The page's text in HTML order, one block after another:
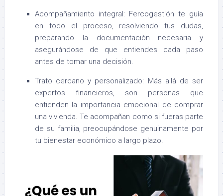
Acompañamiento integral: Fercogestión te guía
en todo el proceso, resolviendo tus dudas,
preparando la documentación necesaria y
asegurándose de que entiendes cada paso
antes de tomar una decisión.
Trato cercano y personalizado: Más allá de ser
expertos financieros, son personas que
entienden la importancia emocional de comprar
una vivienda. Te acompañan como si fueras parte
de su familia, preocupándose genuinamente por
tu bienestar económico a largo plazo.